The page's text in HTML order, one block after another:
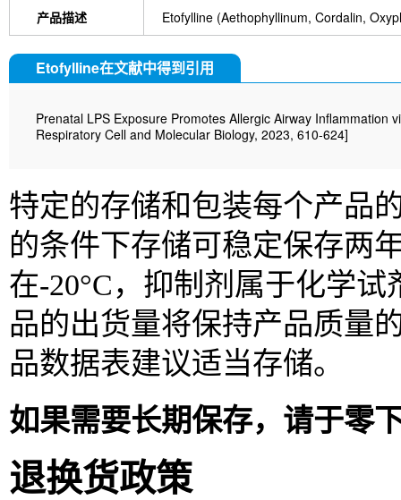
产品描述 Etofylline (Aethophyllinum, Cordalin,
Etofylline在文献中得到引用
Prenatal LPS Exposure Promotes Allergic Airway Inflammation
Respiratory Cell and Molecular Biology, 2023, 610-624]
特定的存储和包装每个产品
的条件下存储可稳定保存两
在-20°C，抑制剂属于化学
品的出货量将保持产品质量
品数据表建议适当存储。
如果需要长期保存，请于零
退换货政策